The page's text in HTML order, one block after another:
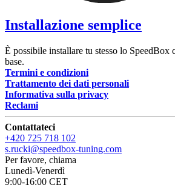
Installazione semplice
È possibile installare tu stesso lo SpeedBox
base.
Termini e condizioni
Trattamento dei dati personali
Informativa sulla privacy
Reclami
Contattateci
+420 725 718 102
s.rucki@speedbox-tuning.com
Per favore, chiama
Lunedì-Venerdì
9:00-16:00 CET